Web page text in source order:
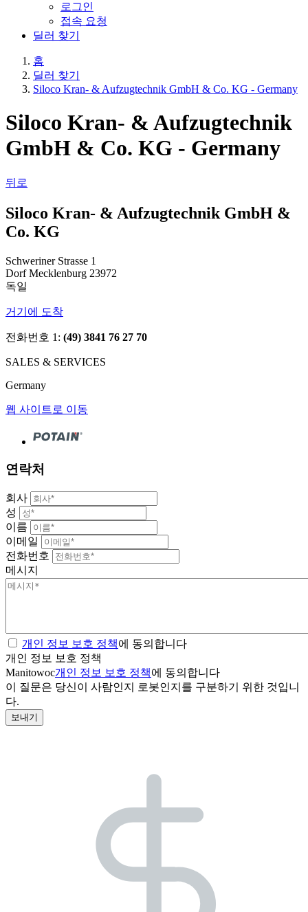
로그인
접속 요청
딜러 찾기
홈
딜러 찾기
Siloco Kran- & Aufzugtechnik GmbH & Co. KG - Germany
Siloco Kran- & Aufzugtechnik
GmbH & Co. KG - Germany
뒤로
Siloco Kran- & Aufzugtechnik GmbH &
Co. KG
Schweriner Strasse 1
Dorf Mecklenburg 23972
독일
거기에 도착
전화번호 1: (49) 3841 76 27 70
SALES & SERVICES
Germany
웹 사이트로 이동
연락처
회사
성
이름
이메일
전화번호
메시지
개인 정보 보호 정책에 동의합니다
개인 정보 보호 정책
Manitowoc개인 정보 보호 정책에 동의합니다
이 질문은 당신이 사람인지 로봇인지를 구분하기 위한 것입니
다.